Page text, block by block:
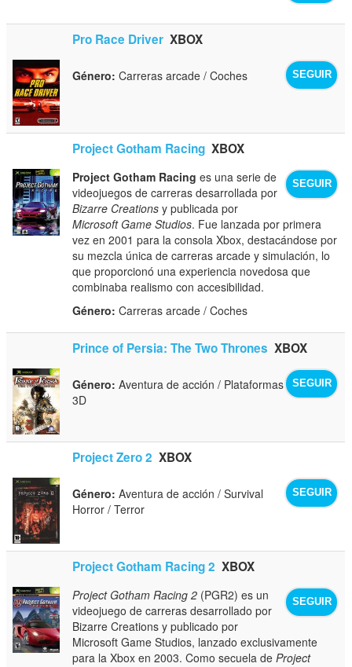
Pro Race Driver XBOX
SEGUIR
Género: Carreras arcade / Coches
Project Gotham Racing XBOX
SEGUIR
Project Gotham Racing es una serie de
videojuegos de carreras desarrollada por
Bizarre Creations y publicada por
Microsoft Game Studios. Fue lanzada por primera
vez en 2001 para la consola Xbox, destacándose por
su mezcla única de carreras arcade y simulación, lo
que proporcionó una experiencia novedosa que
combinaba realismo con accesibilidad.
Género: Carreras arcade / Coches
Prince of Persia: The Two Thrones XBOX
SEGUIR
Género: Aventura de acción / Plataformas
3D
Project Zero 2 XBOX
SEGUIR
Género: Aventura de acción / Survival
Horror / Terror
Project Gotham Racing 2 XBOX
SEGUIR
Project Gotham Racing 2 (PGR2) es un
videojuego de carreras desarrollado por
Bizarre Creations y publicado por
Microsoft Game Studios, lanzado exclusivamente
para la Xbox en 2003. Como secuela deProject